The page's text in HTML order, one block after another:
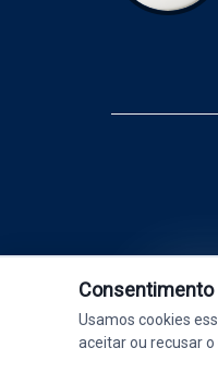
AO VIVO
Consentimento
Usamos cookies
aceitar ou recusar o